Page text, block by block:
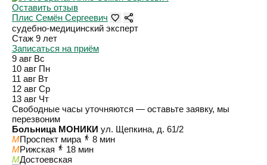
Оставить отзыв
Плис Семён Сергеевич
судебно-медицинский эксперт
Стаж 9 лет
Записаться на приём
9 авг Вс
10 авг Пн
11 авг Вт
12 авг Ср
13 авг Чт
Свободные часы уточняются — оставьте заявку, мы
перезвоним
Больница МОНИКИ ул. Щепкина, д. 61/2
MПроспект мира
8 мин
MРижская
18 мин
MДостоевская